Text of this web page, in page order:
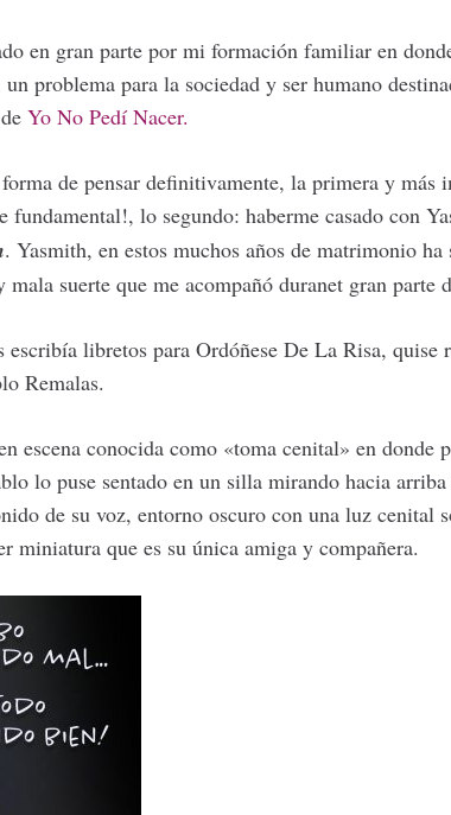
en gran parte por mi formación familiar en
problema para la sociedad y ser humano
Yo No Pedí Nacer.
de pensar definitivamente, la primera y más
fundamental!, lo segundo: haberme casado con
. Yasmith, en estos muchos años de matrimonio
mala suerte que me acompañó duranet gran parte
escribía libretos para Ordóñese De La Risa, quise
Remalas.
escena conocida como «toma cenital» en donde
lo puse sentado en un silla mirando hacia
de su voz, entorno oscuro con una luz cenital
miniatura que es su única amiga y compañera.